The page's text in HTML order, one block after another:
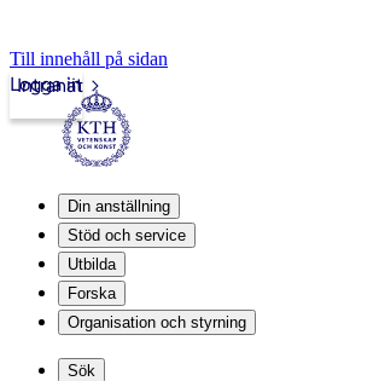
Till innehåll på sidan
Intranät
Logga in
Din anställning
Stöd och service
Utbilda
Forska
Organisation och styrning
Sök